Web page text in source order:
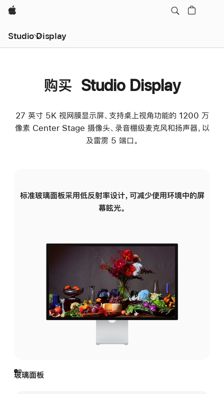
Apple
Studio Display
购买 Studio Display
27 英寸 5K 视网膜显示屏、支持桌上视角功能的 1200 万
像素 Center Stage 摄像头、录音棚级麦克风和扬声器，以
及雷雳 5 端口。
标准玻璃面板采用低反射率设计，可减少使用环境中的屏
幕眩光。
玻璃面板